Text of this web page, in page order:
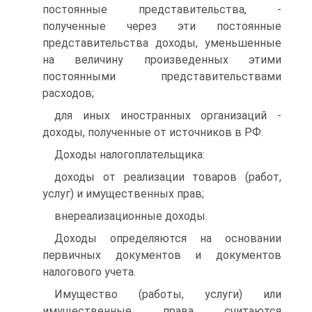
постоянные представительства, -
полученные через эти постоянные
представительства доходы, уменьшенные
на величину произведенных этими
постоянными представительствами
расходов;
для иных иностранных организаций -
доходы, полученные от источников в РФ.
Доходы налогоплательщика:
доходы от реализации товаров (работ,
услуг) и имущественных прав;
внереализационные доходы.
Доходы определяются на основании
первичных документов и документов
налогового учета.
Имущество (работы, услуги) или